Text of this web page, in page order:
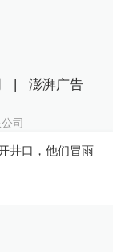
井口，他们冒雨
| 澎湃广告
司
号
号